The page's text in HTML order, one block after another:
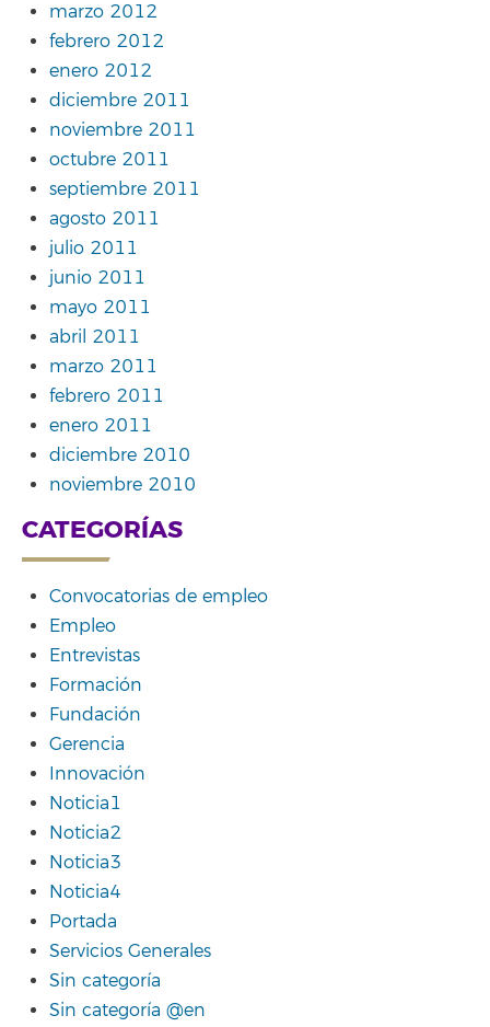
marzo 2012
febrero 2012
enero 2012
diciembre 2011
noviembre 2011
octubre 2011
septiembre 2011
agosto 2011
julio 2011
junio 2011
mayo 2011
abril 2011
marzo 2011
febrero 2011
enero 2011
diciembre 2010
noviembre 2010
CATEGORÍAS
Convocatorias de empleo
Empleo
Entrevistas
Formación
Fundación
Gerencia
Innovación
Noticia1
Noticia2
Noticia3
Noticia4
Portada
Servicios Generales
Sin categoría
Sin categoría @en